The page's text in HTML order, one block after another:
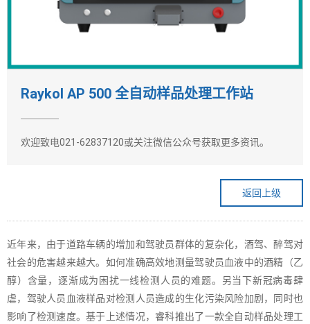
Raykol AP 500 全自动样品处理工作站
欢迎致电021-62837120或关注微信公众号获取更多资讯。
返回上级
近年来，由于道路车辆的增加和驾驶员群体的复杂化，酒驾、醉驾对
社会的危害越来越大。如何准确高效地测量驾驶员血液中的酒精（乙
醇）含量，逐渐成为困扰一线检测人员的难题。另当下新冠病毒肆
虐，驾驶人员血液样品对检测人员造成的生化污染风险加剧，同时也
影响了检测速度。基于上述情况，睿科推出了一款全自动样品处理工